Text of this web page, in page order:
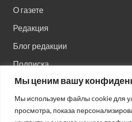
Мы ценим вашу
Мы используем файлы cookie для
просмотра, показа
О газете
Редакция
Блог редакции
Подписка
Правила поведения на сайте
Реклама
Старый сайт